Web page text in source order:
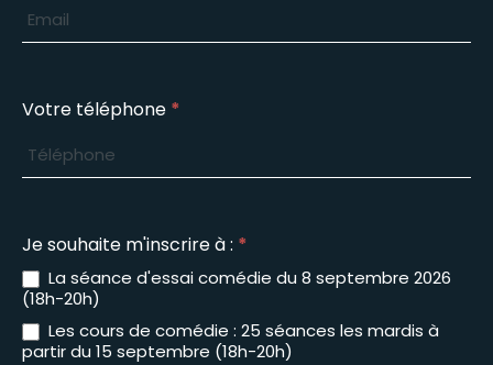
Votre téléphone *
Je souhaite m'inscrire à : *
La séance d'essai comédie du 8 septembre 2026
(18h-20h)
Les cours de comédie : 25 séances les mardis à
partir du 15 septembre (18h-20h)